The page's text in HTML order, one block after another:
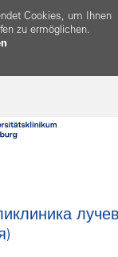
Cookies, um Ihnen
zu ermöglichen.